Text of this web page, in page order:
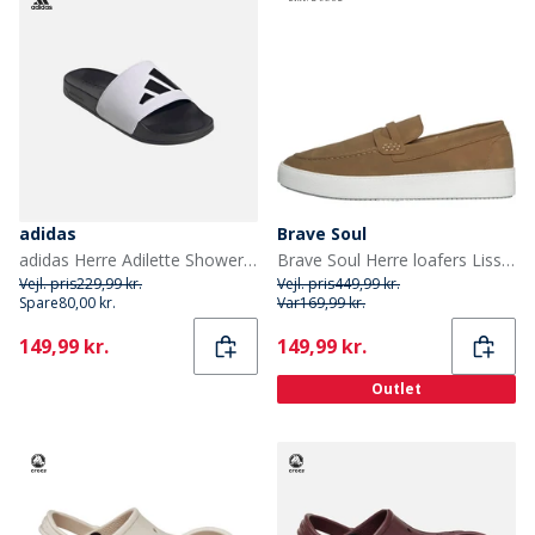
adidas
adidas Herre Adilette Shower Slides Cloud White/Core Black/Core Black
Vejl. pris229,99 kr.
Spare80,00 kr.
Current
149,99 kr.
Brave Soul
Brave Soul Herre loafers Lissabon ørken taupe
Vejl. pris449,99 kr.
Var169,99 kr.
Current
149,99 kr.
Outlet